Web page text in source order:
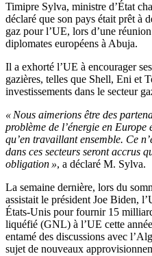
Timipre Sylva, ministre d’État
déclaré que son pays était prêt à
gaz pour l’UE, lors d’une
diplomates européens à Abuja.
Il a exhorté l’UE à encourager
gazières, telles que Shell, Eni et
investissements dans le secteur
« Nous aimerions être des
problème de l’énergie en
qu’en travaillant ensemble. Ce
dans ces secteurs seront accrus
obligation », a déclaré M. Sylva.
La semaine dernière, lors du
assistait le président Joe Biden,
États-Unis pour fournir 15
liquéfié (GNL) à l’UE cette
entamé des discussions avec
sujet de nouveaux